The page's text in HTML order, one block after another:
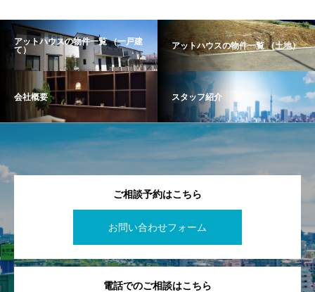
アットハウスの物件一覧 （一戸建
て）
アットハウスの物件一覧 （土地）
会社概要 スタッフ紹介
ご相談予約はこちら
お問い合わせフォーム
電話でのご相談はこちら